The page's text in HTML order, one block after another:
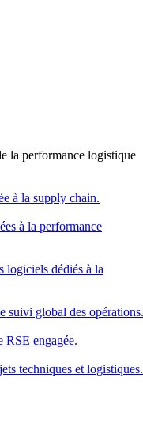
la performance logistique
à la supply chain.
à la performance
logiciels dédiés à la
suivi global des opérations.
RSE engagée.
techniques et logistiques.